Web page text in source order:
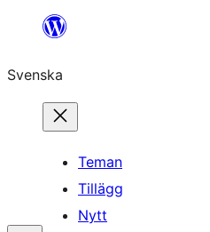
Hoppa
innehåll
Svenska
Teman
Tillägg
Nytt